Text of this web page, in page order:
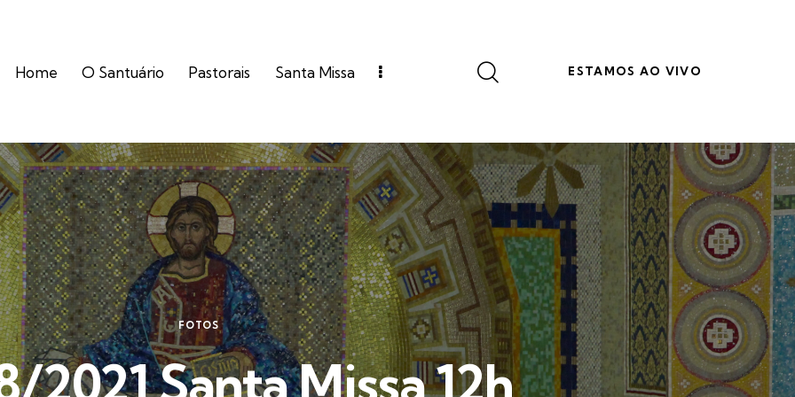
Home O Santuário Pastorais Santa Missa ESTAMOS AO VIVO
FOTOS
2021 Santa Missa 12h